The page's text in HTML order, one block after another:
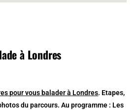
à Londres
pour vous balader à Londres. Etapes,
du parcours. Au programme : Les